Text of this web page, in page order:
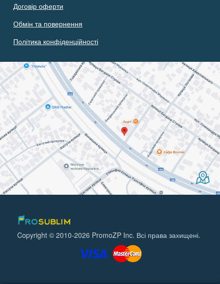
Договір оферти
Обмін та повернення
Політика конфіденційності
Copyright © 2010-2026 PromoZP Inc. Всі права захищені.